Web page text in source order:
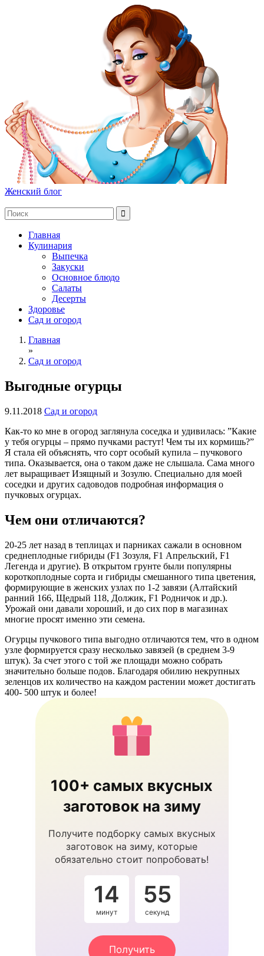
Женский блог
Главная
Кулинария
Выпечка
Закуски
Основное блюдо
Салаты
Десерты
Здоровье
Сад и огород
Главная
»
Сад и огород
Выгодные огурцы
9.11.2018 Сад и огород
Как-то ко мне в огород заглянула соседка и удивилась: ”Какие
у тебя огурцы – прямо пучками растут! Чем ты их кормишь?”
Я стала ей объяснять, что сорт особый купила – пучкового
типа. Оказывается, она о таком даже не слышала. Сама много
лет выращивает Изящный и Зозулю. Специально для моей
соседки и других садоводов подробная информация о
пучковых огурцах.
Чем они отличаются?
20-25 лет назад в теплицах и парниках сажали в основном
среднеплодные гибриды (F1 Зозуля, F1 Апрельский, F1
Легенда и другие). В открытом грунте были популярны
короткоплодные сорта и гибриды смешанного типа цветения,
формирующие в женских узлах по 1-2 завязи (Алтайский
ранний 166, Щедрый 118, Должик, F1 Родничок и др.).
Урожай они давали хороший, и до сих пор в магазинах
многие просят именно эти семена.
Огурцы пучкового типа выгодно отличаются тем, что в одном
узле формируется сразу несколько завязей (в среднем 3-9
штук). За счет этого с той же площади можно собрать
значительно больше подов. Благодаря обилию некрупных
зеленцов их количество на каждом растении может достигать
400- 500 штук и более!
100+ самых вкусных
заготовок на зиму
Получите подборку самых вкусных
заготовок на зиму, которые
обязательно стоит попробовать!
14
минут
54
секунды
Получить